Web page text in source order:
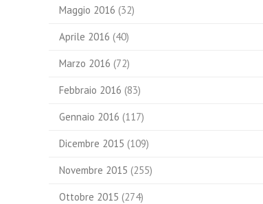
Maggio 2016 (32)
Aprile 2016 (40)
Marzo 2016 (72)
Febbraio 2016 (83)
Gennaio 2016 (117)
Dicembre 2015 (109)
Novembre 2015 (255)
Ottobre 2015 (274)